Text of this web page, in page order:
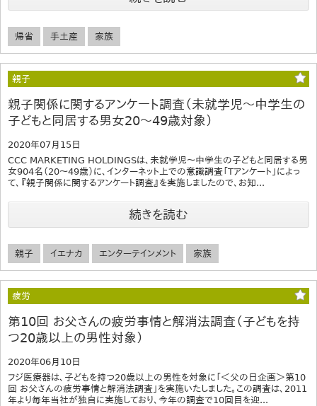
帰省 手土産 家族
親子
親子関係に関するアンケート調査（未就学児～中学生の
子どもと同居する男女20～49歳対象）
2020年07月15日
CCC MARKETING HOLDINGSは、未就学児～中学生の子どもと同居する男
女904名（20～49歳）に、インターネット上での意識調査「Tアンケート」によっ
て、『親子関係に関するアンケート調査』を実施しましたので、お知...
続きを読む
親子 イエナカ エンターテインメント 家族
疲労
第10回 お父さんの疲労事情と解消法調査（子どもを持
つ20歳以上の男性対象）
2020年06月10日
フジ医療器は、子どもを持つ20歳以上の男性を対象に「＜父の日企画＞第10
回 お父さんの疲労事情と解消法調査」を実施いたしました。この調査は、2011
年より毎年当社が独自に実施しており、今年の調査で10回目を迎...